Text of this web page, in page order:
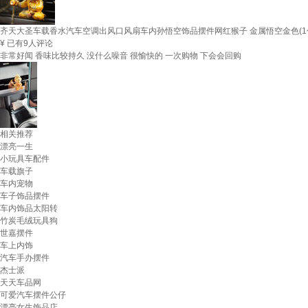
齐天大圣车载香水汽车空调出风口风扇车内孙悟空饰品摆件网红猴子 金属悟空金色
¥ 已有9人评论
非常好闻 香味比较持久 没什么噪音 很愉快的 一次购物 下会会回购
相关推荐
漂亮一生
小玩具车配件
车载旗子
车内宠物
车子饰品摆件
车内饰品太阳转
竹炭毛绒玩具狗
世嘉摆件
车上内饰
汽车手办摆件
杰士派
天天车品网
可爱汽车摆件公仔